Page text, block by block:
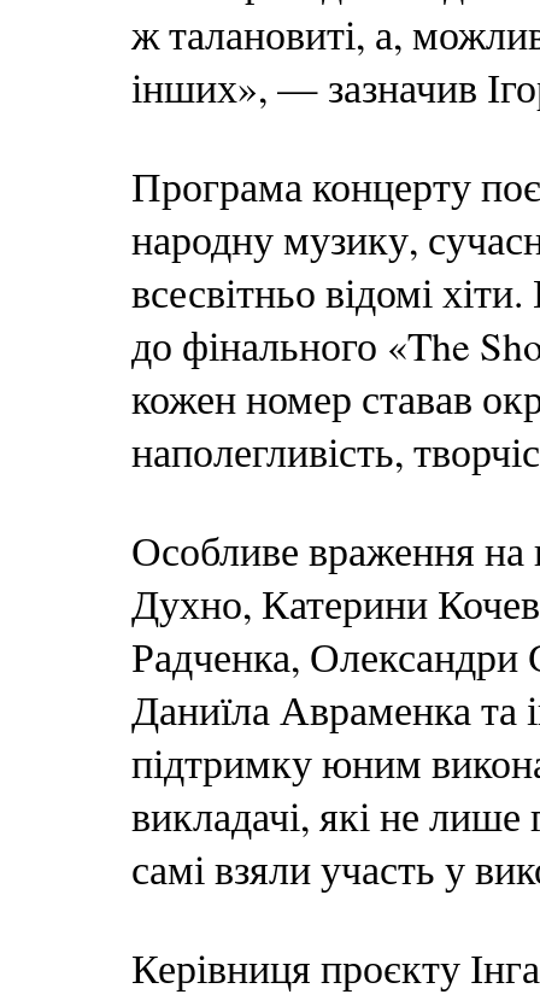
ж талановиті, а,
інших», — зазначив
Програма концерту
народну музику,
всесвітньо відомі
до фінального «The
кожен номер ставав
наполегливість,
Особливе враження на
Духно, Катерини
Радченка, Олександри
Даниїла Авраменка та
підтримку юним
викладачі, які не лише
самі взяли участь у
Керівниця проєкту